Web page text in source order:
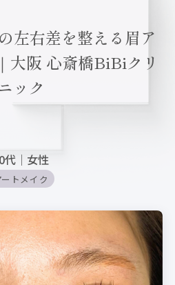
左右差を整える眉ア
大阪 心斎橋BiBiクリ
ック
代 ｜ 女性
ートメイク